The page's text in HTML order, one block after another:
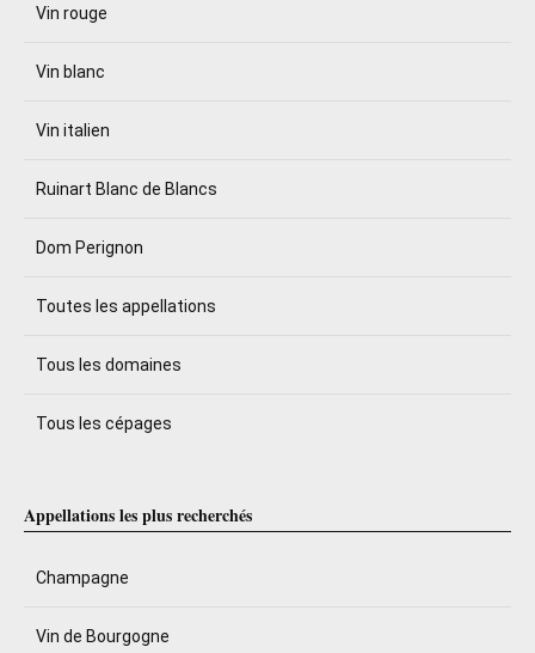
Vin rouge
Vin blanc
Vin italien
Ruinart Blanc de Blancs
Dom Perignon
Toutes les appellations
Tous les domaines
Tous les cépages
Appellations les plus recherchés
Champagne
Vin de Bourgogne